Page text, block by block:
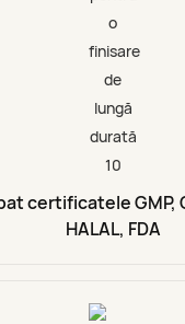
certificatele GMP,
HALAL, FDA